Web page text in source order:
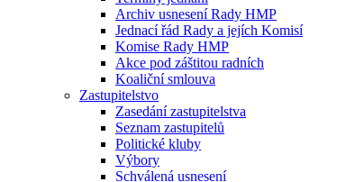
Archiv usnesení Rady HMP
Jednací řád Rady a jejích Komisí
Komise Rady HMP
Akce pod záštitou radních
Koaliční smlouva
Zastupitelstvo
Zasedání zastupitelstva
Seznam zastupitelů
Politické kluby
Výbory
Schválená usnesení